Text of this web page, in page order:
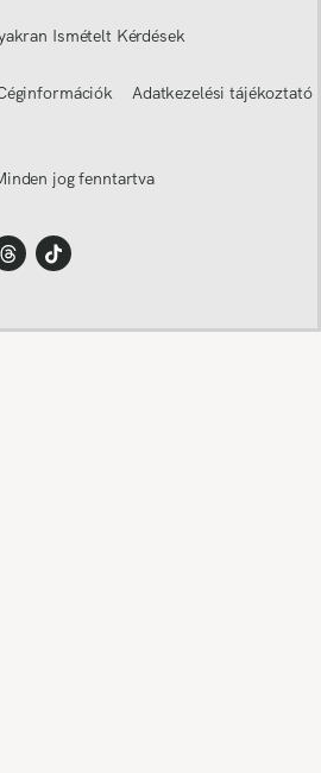
Ismételt Kérdések
Adatkezelési tájékoztató
jog fenntartva